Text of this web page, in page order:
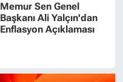
Memur Sen Genel
Başkanı Ali Yalçın'dan
Enflasyon Açıklaması